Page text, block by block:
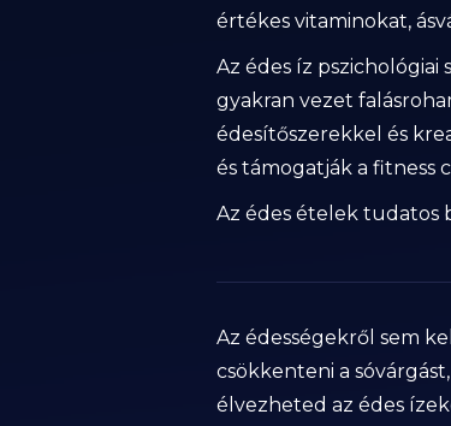
értékes vitaminokat,
Az édes íz
gyakran vezet
édesítőszerekkel és
és támogatják a fitness
Az édes ételek tudatos
Az édességekről sem
csökkenteni a
élvezheted az édes